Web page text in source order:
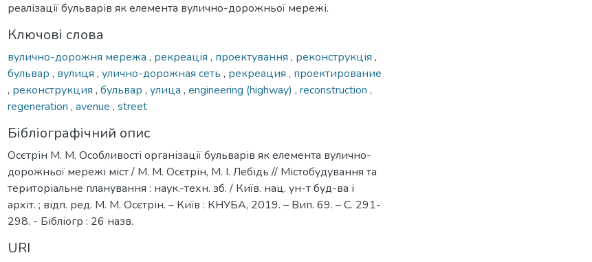
реалізації бульварів як елемента вулично-дорожньої мережі.
Ключові слова
вулично-дорожня мережа , рекреація , проектування , реконструкція ,
бульвар , вулиця , улично-дорожная сеть , рекреация , проектирование
, реконструкция , бульвар , улица , engineering (highway) , reconstruction ,
regeneration , avenue , street
Бібліографічний опис
Осєтрін М. М. Особливості організації бульварів як елемента вулично-
дорожньої мережі міст / М. М. Осєтрін, М. І. Лебідь // Містобудування та
територіальне планування : наук.-техн. зб. / Київ. нац. ун-т буд-ва і
архіт. ; відп. ред. М. М. Осєтрін. – Київ : КНУБА, 2019. – Вип. 69. – С. 291-
298. - Бібліогр : 26 назв.
URI